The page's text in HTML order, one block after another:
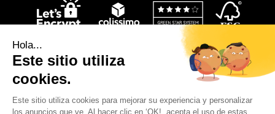
Hola...
Este sitio utiliza
cookies.
Este sitio utiliza cookies para mejorar su experiencia y personalizar
los anuncios que ve. Al hacer clic en ‘OK!, acepta el uso de estas